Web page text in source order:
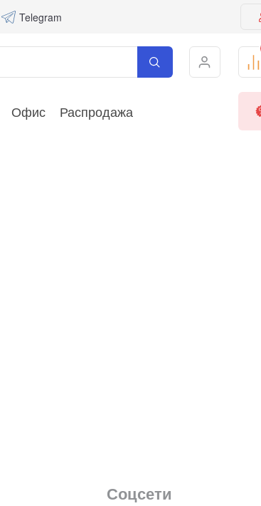
Telegram
Офис Распродажа
Соцсети